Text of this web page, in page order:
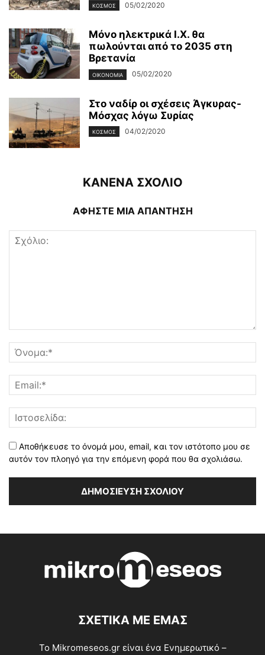
ΚΌΣΜΟΣ 05/02/2020
Μόνο ηλεκτρικά Ι.Χ. θα
πωλούνται από το 2035 στη
Βρετανία
ΟΙΚΟΝΟΜΊΑ 05/02/2020
Στο ναδίρ οι σχέσεις Άγκυρας-
Μόσχας λόγω Συρίας
ΚΌΣΜΟΣ 04/02/2020
ΚΑΝΕΝΑ ΣΧΟΛΙΟ
ΑΦΗΣΤΕ ΜΙΑ ΑΠΑΝΤΗΣΗ
Αποθήκευσε το όνομά μου, email, και τον ιστότοπο μου σε
αυτόν τον πλοηγό για την επόμενη φορά που θα σχολιάσω.
ΣΧΕΤΙΚΑ ΜΕ ΕΜΑΣ
Το Mikromeseos.gr είναι ένα Ενημερωτικό –